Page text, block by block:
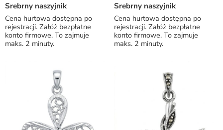
Srebrny naszyjnik
Cena hurtowa dostępna po
rejestracji. Załóż bezpłatne
konto firmowe. To zajmuje
maks. 2 minuty.
Srebrny naszyjnik
Cena hurtowa dostępna po
rejestracji. Załóż bezpłatne
konto firmowe. To zajmuje
maks. 2 minuty.